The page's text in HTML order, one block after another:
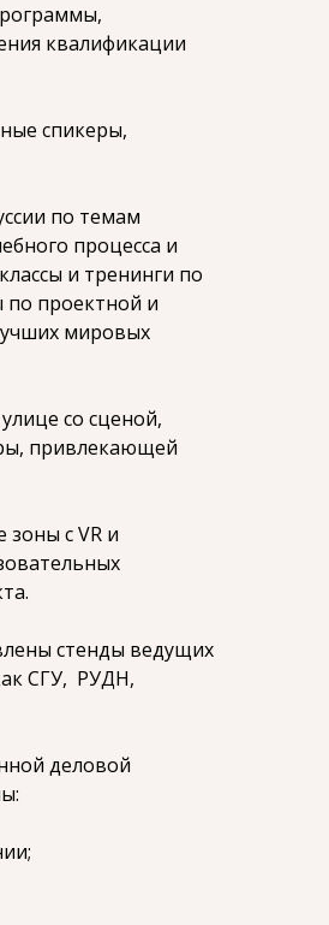
квалификации
спикеры,
по темам
процесса и
и тренинги по
проектной и
мировых
со сценой,
привлекающей
с VR и
стенды ведущих
СГУ, РУДН,
деловой